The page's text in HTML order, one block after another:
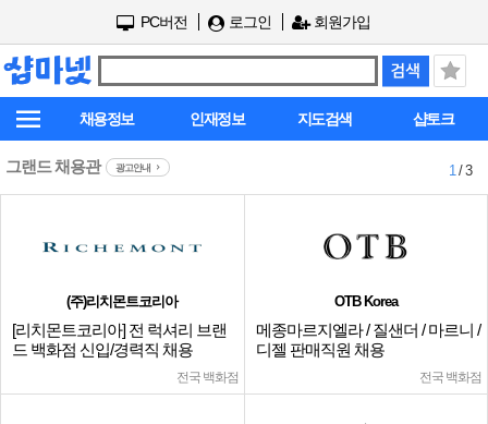
PC버전 로그인 회원가입
채용정보 인재정보 지도검색 샵토크
그랜드 채용관 광고안내 1/ 3
(주)리치몬트코리아
[리치몬트코리아] 전 럭셔리 브랜
드 백화점 신입/경력직 채용
전국 백화점
OTB Korea
메종마르지엘라 / 질샌더 / 마르니 /
디젤 판매직원 채용
전국 백화점